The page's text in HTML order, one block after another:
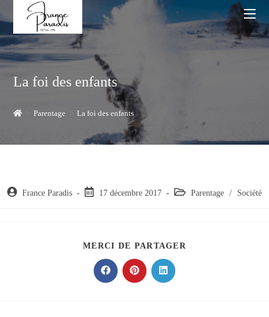
to
content
La foi des enfants
Parentage La foi des enfants
Auteur/autrice
France Paradis
Post
17 décembre 2017
Post Parentage / Société
MERCI DE PARTAGER
Ouvrir
dans
Ouvrir
dans
Ouvrir
dans